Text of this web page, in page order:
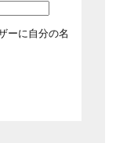
ーに自分の名